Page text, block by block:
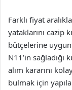
Farklı fiyat
yataklarını cazip
bütçelerine
N11’in sağladığı
alım kararını
bulmak için